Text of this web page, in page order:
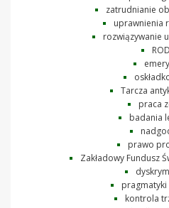
zatrudnianie
uprawnienia
rozwiązywanie
Tarcza
praca
badania
prawo
Zakładowy Fundusz
pragmatyki
kontrola